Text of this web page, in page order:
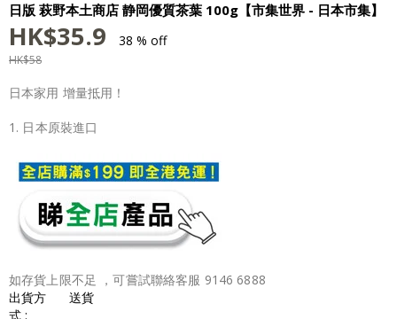
日版 萩野本土商店 静岡優質茶葉 100g【市集世界 - 日本市集】
HK$35.9 38 % off
HK$58
日本家用 增量抵用！
1. 日本原裝進口
如存貨上限不足 ，可嘗試聯絡客服 9146 6888
出貨方
式 :
送貨